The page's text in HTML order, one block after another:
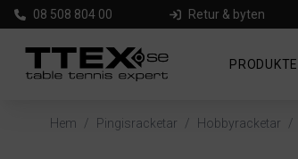
08 508 804 00 Retur & byten
Hem / Pingisracketar / Hobbyracketar /